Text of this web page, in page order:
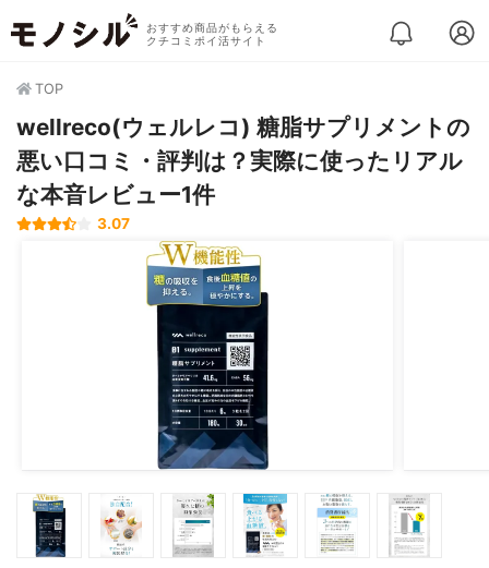
おすすめ商品がもらえる
クチコミポイ活サイト
TOP
wellreco(ウェルレコ) 糖脂サプリメントの
悪い口コミ・評判は？実際に使ったリアル
な本音レビュー1件
3.07